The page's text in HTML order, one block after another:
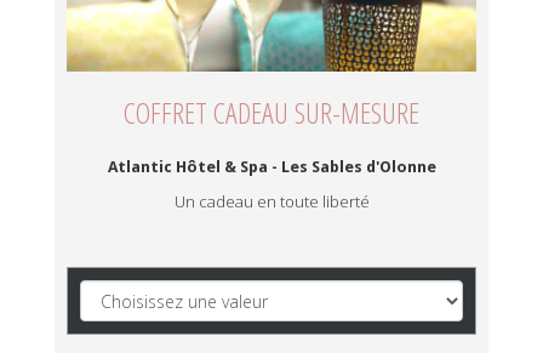
COFFRET CADEAU SUR-MESURE
Atlantic Hôtel & Spa - Les Sables d'Olonne
Un cadeau en toute liberté